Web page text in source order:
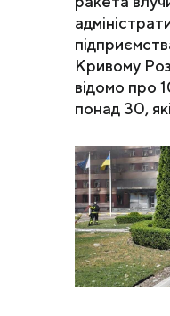
Кривому
відомо про
понад 30,